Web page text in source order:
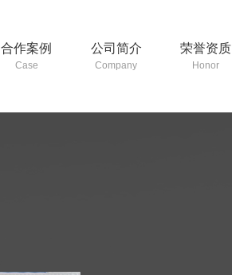
合作案例
Case
公司简介
Company
荣誉资质
Honor